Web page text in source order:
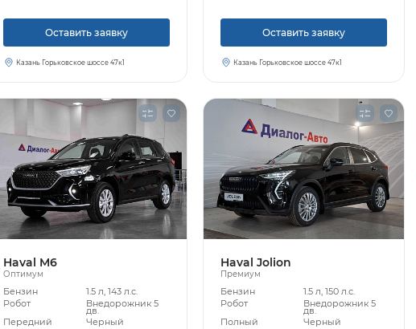
Оставить заявку
Казань Горьковское шоссе 47к1
Оставить заявку
Казань Горьковское шоссе 47к1
Haval M6
Оптимум
Бензин
1.5 л, 143 л.с.
Робот
Внедорожник 5
дв.
Передний
Черный
Haval Jolion
Премиум
Бензин
1.5 л, 150 л.с.
Робот
Внедорожник 5
дв.
Полный
Черный